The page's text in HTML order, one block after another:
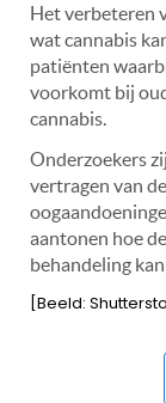
Het verbeteren
wat cannabis
patiënten
voorkomt bij
cannabis.
Onderzoekers
vertragen van
aantonen hoe
behandeling
[Beeld: